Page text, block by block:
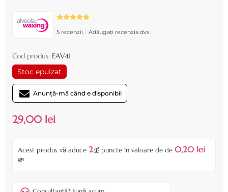
5 recenzii Adăugați recenzia dvs.
Cod produs: EAV41
Stoc epuizat
Anunță-mă când e disponibil
29,00 lei
Acest produs vă aduce 2💰 puncte în valoare de de 0,20 lei
💸